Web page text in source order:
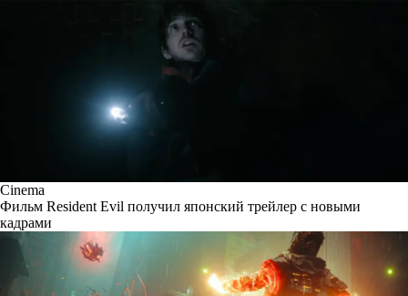
Cinema
Фильм Resident Evil получил японский трейлер с новыми
кадрами